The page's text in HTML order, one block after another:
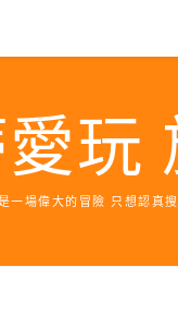
玩
一場偉大的冒險 只想認真